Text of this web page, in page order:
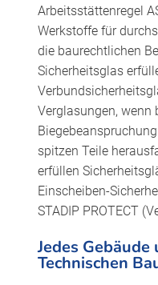
Arbeitsstättenregel
Werkstoffe für
die baurechtlichen
Sicherheitsglas
Verglasungen, wenn
spitzen Teile
erfüllen
Einscheiben-
STADIP PROTECT
Jedes
Technischen